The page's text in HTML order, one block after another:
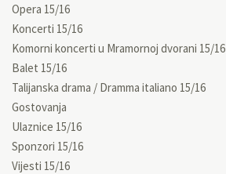
Opera 15/16
Koncerti 15/16
Komorni koncerti u Mramornoj dvorani 15/16
Balet 15/16
Talijanska drama / Dramma italiano 15/16
Gostovanja
Ulaznice 15/16
Sponzori 15/16
Vijesti 15/16